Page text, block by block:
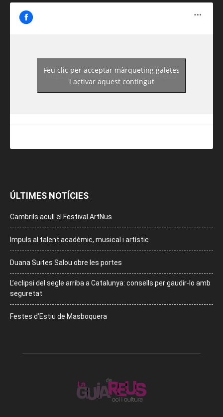
https://www.facebook.com/guiadereus/
Feu clic per acceptar màrqueting galetes
i activar aquest contingut
ÚLTIMES NOTÍCIES
Cambrils acull el Festival ArtNus
Impuls al talent acadèmic, musical i artístic
Duana Suites Salou obre les portes
L’eclipsi del segle arriba a Catalunya: consells per gaudir-lo amb
seguretat
Festes d’Estiu de Masboquera